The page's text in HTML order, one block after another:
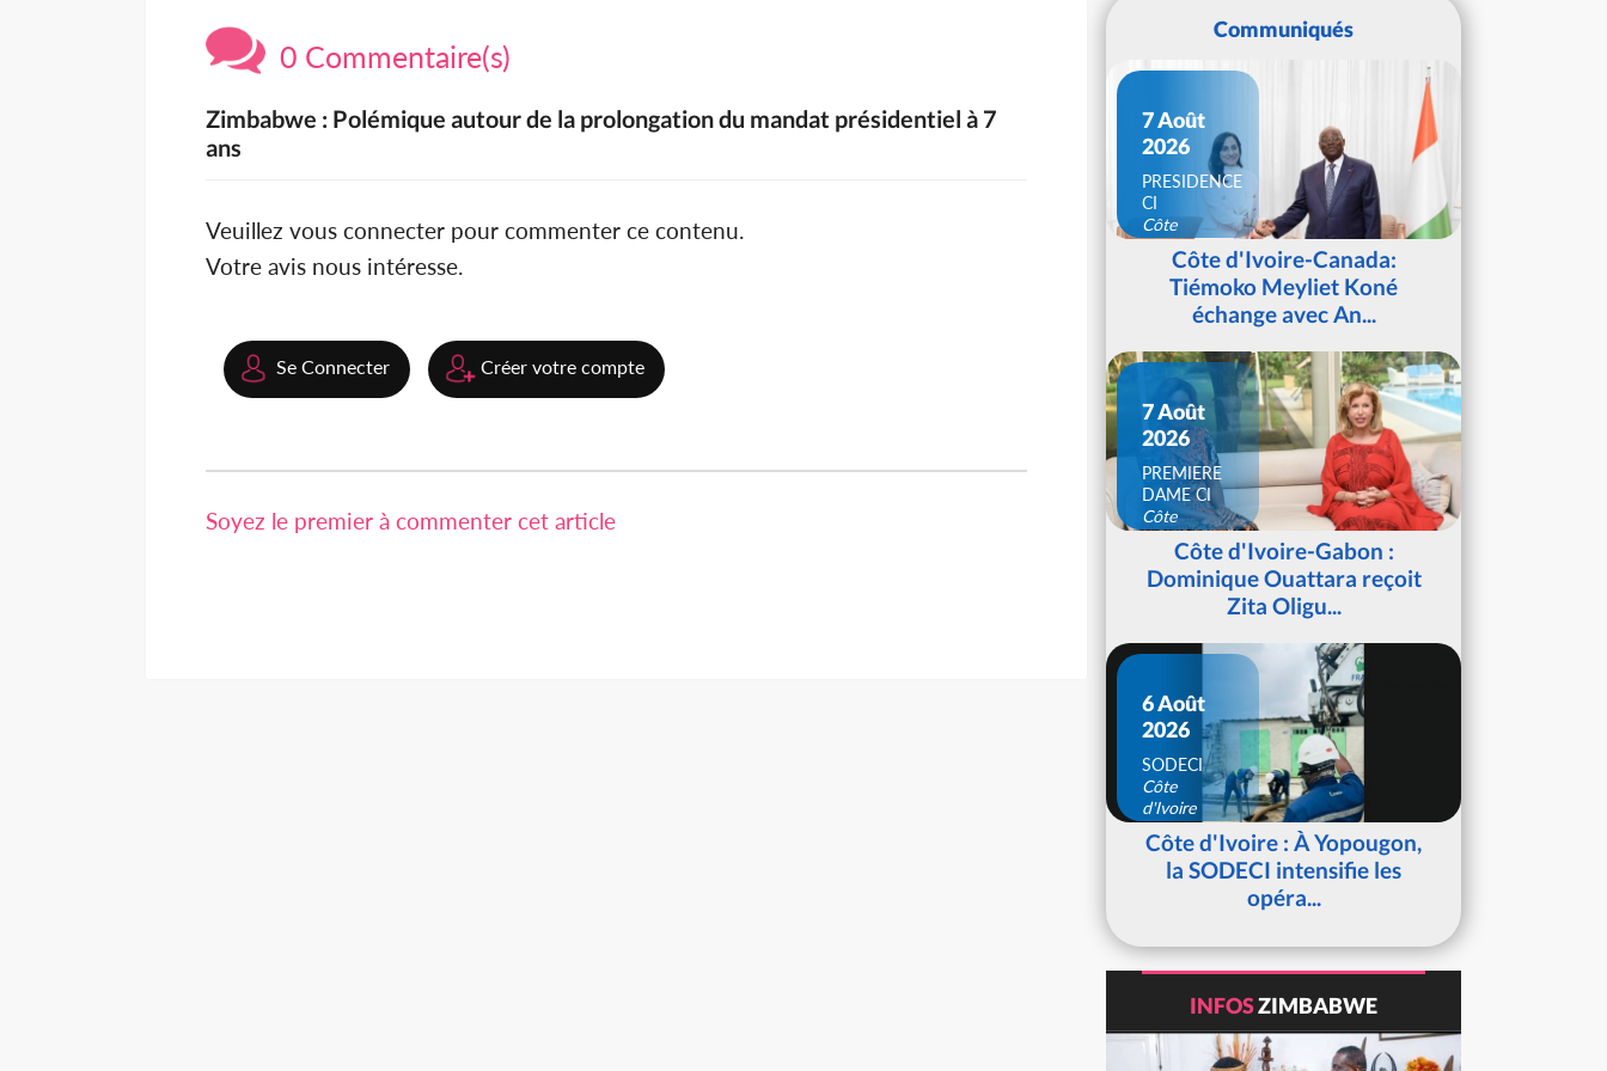
0 Commentaire(s)
Zimbabwe : Polémique autour de la prolongation du mandat présidentiel à 7
ans
Veuillez vous connecter pour commenter ce contenu.
Votre avis nous intéresse.
Se Connecter Créer votre compte
Soyez le premier à commenter cet article
Communiqués
7 Août
2026
PRESIDENCE
CI
Côte
d'IvoireCôte d'Ivoire-Canada:
Tiémoko Meyliet Koné
échange avec An...
7 Août
2026
PREMIERE
DAME CI
Côte
d'IvoireCôte d'Ivoire-Gabon :
Dominique Ouattara reçoit
Zita Oligu...
6 Août
2026
SODECI
Côte
d'Ivoire
Côte d'Ivoire : À Yopougon,
la SODECI intensifie les
opéra...
INFOSZIMBABWE